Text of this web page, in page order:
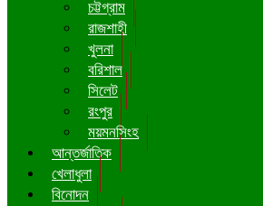
চট্টগ্রাম
রাজশাহী
খুলনা
বরিশাল
সিলেট
রংপুর
ময়মনসিংহ
আন্তর্জাতিক
খেলাধুলা
বিনোদন